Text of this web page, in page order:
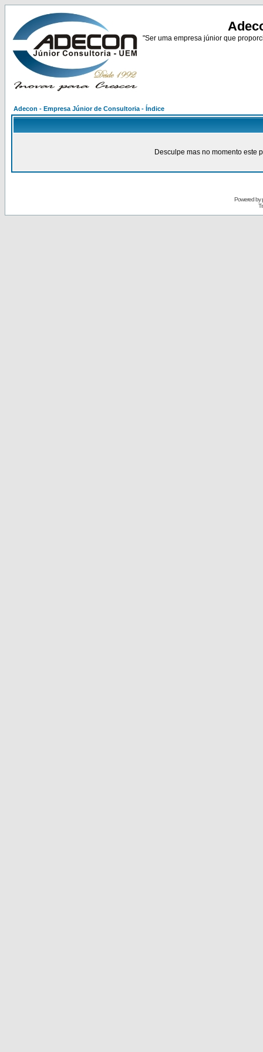
"Ser uma empresa júnior que
Adecon - Empresa Júnior de Consultoria - Índice
Desculpe mas no momento este
Powered by